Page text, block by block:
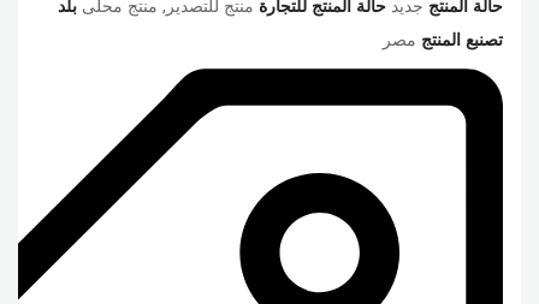
حالة المنتج جديد حالة المنتج للتجارة منتج للتصدير, منتج محلى بلد
تصنبع المنتج مصر